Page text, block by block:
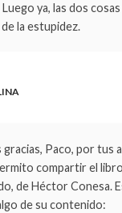
ya, las dos
la estupidez.
gracias, Paco, por tus
compartir el libro
de Héctor Conesa.
de su contenido: